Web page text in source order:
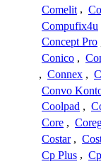
Comelit ,
Compufix4u
Concept Pro
Conico ,
, Connex ,
Convo
Coolpad ,
Core ,
Costar ,
Cp Plus ,